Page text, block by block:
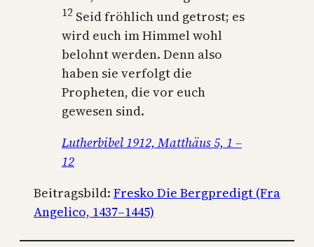
12 Seid fröhlich und getrost; es
wird euch im Himmel wohl
belohnt werden. Denn also
haben sie verfolgt die
Propheten, die vor euch
gewesen sind.
Lutherbibel 1912, Matthäus 5, 1 –
12
Beitragsbild: Fresko Die Bergpredigt (Fra
Angelico, 1437–1445)